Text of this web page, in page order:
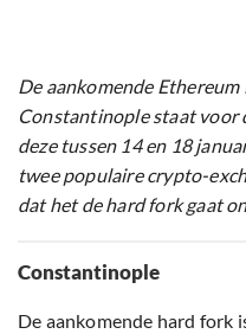
De aankomende Ethereum
Constantinople staat voor
deze tussen 14 en 18
twee populaire crypto-
dat het de hard fork gaat
Constantinople
De aankomende hard fork